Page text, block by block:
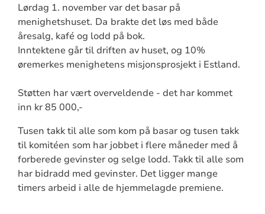
Lørdag 1. november var det basar på
menighetshuset. Da brakte det løs med både
åresalg, kafé og lodd på bok.
Inntektene går til driften av huset, og 10%
øremerkes menighetens misjonsprosjekt i Estland.
Støtten har vært overveldende - det har kommet
inn kr 85 000,-
Tusen takk til alle som kom på basar og tusen takk
til komitéen som har jobbet i flere måneder med å
forberede gevinster og selge lodd. Takk til alle som
har bidradd med gevinster. Det ligger mange
timers arbeid i alle de hjemmelagde premiene.